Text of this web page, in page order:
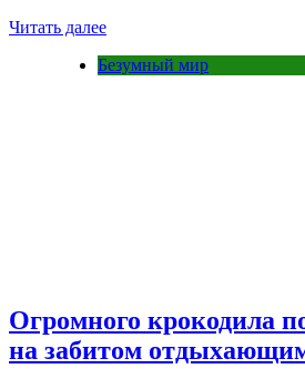
Читать далее
Безумный мир
Огромного крокодила
на забитом